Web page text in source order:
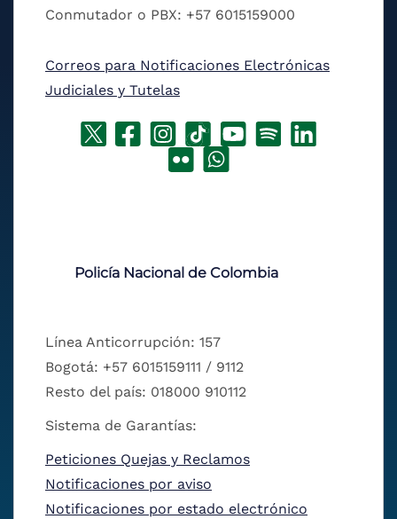
Conmutador o PBX: +57 6015159000
Correos para Notificaciones Electrónicas
Judiciales y Tutelas
Policía Nacional de Colombia
Línea Anticorrupción: 157
Bogotá: +57 6015159111 / 9112
Resto del país: 018000 910112
Sistema de Garantías:
Peticiones Quejas y Reclamos
Notificaciones por aviso
Notificaciones por estado electrónico